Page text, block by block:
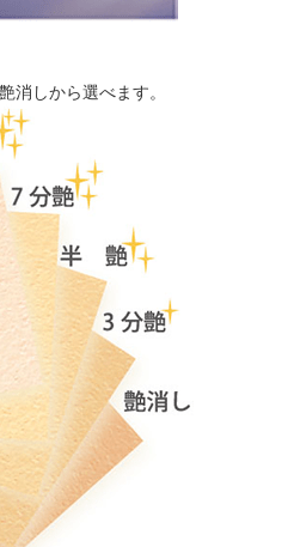
消しから選べます。